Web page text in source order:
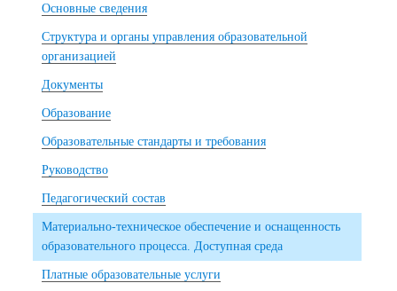
Основные сведения
Структура и органы управления образовательной
организацией
Документы
Образование
Образовательные стандарты и требования
Руководство
Педагогический состав
Материально-техническое обеспечение и оснащенность
образовательного процесса. Доступная среда
Платные образовательные услуги